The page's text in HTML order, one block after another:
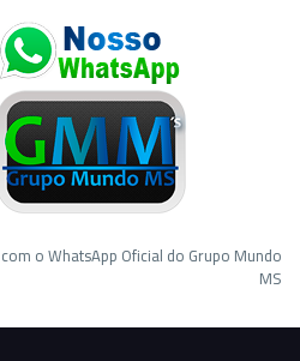
o WhatsApp Oficial do Grupo Mundo
MS